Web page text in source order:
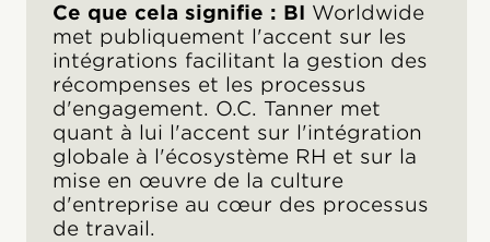
Ce que cela signifie : BI Worldwide
met publiquement l'accent sur les
intégrations facilitant la gestion des
récompenses et les processus
d'engagement. O.C. Tanner met
quant à lui l'accent sur l'intégration
globale à l'écosystème RH et sur la
mise en œuvre de la culture
d'entreprise au cœur des processus
de travail.